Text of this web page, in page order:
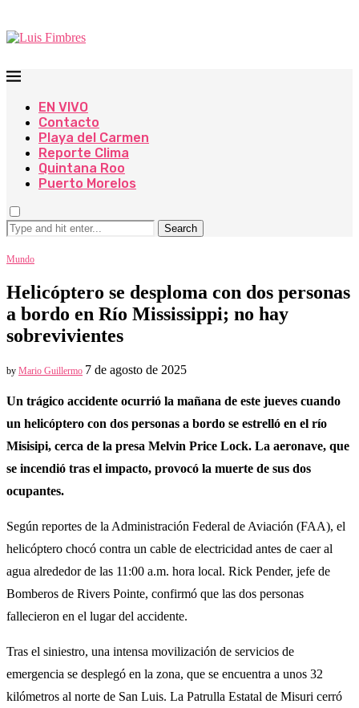
EN VIVO
Contacto
Playa del Carmen
Reporte Clima
Quintana Roo
Puerto Morelos
Search
Mundo
Helicóptero se desploma con dos personas
a bordo en Río Mississippi; no hay
sobrevivientes
by Mario Guillermo 7 de agosto de 2025
Un trágico accidente ocurrió la mañana de este jueves cuando
un helicóptero con dos personas a bordo se estrelló en el río
Misisipi, cerca de la presa Melvin Price Lock. La aeronave, que
se incendió tras el impacto, provocó la muerte de sus dos
ocupantes.
Según reportes de la Administración Federal de Aviación (FAA), el
helicóptero chocó contra un cable de electricidad antes de caer al
agua alrededor de las 11:00 a.m. hora local. Rick Pender, jefe de
Bomberos de Rivers Pointe, confirmó que las dos personas
fallecieron en el lugar del accidente.
Tras el siniestro, una intensa movilización de servicios de
emergencia se desplegó en la zona, que se encuentra a unos 32
kilómetros al norte de San Luis. La Patrulla Estatal de Misuri cerró